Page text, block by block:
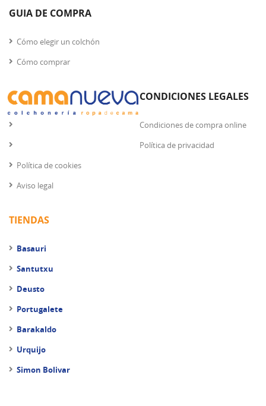
GUIA DE COMPRA
Cómo elegir un colchón
Cómo comprar
CONDICIONES LEGALES
Condiciones de compra online
Política de privacidad
Política de cookies
Aviso legal
TIENDAS
Basauri
Santutxu
Deusto
Portugalete
Barakaldo
Urquijo
Simon Bolivar